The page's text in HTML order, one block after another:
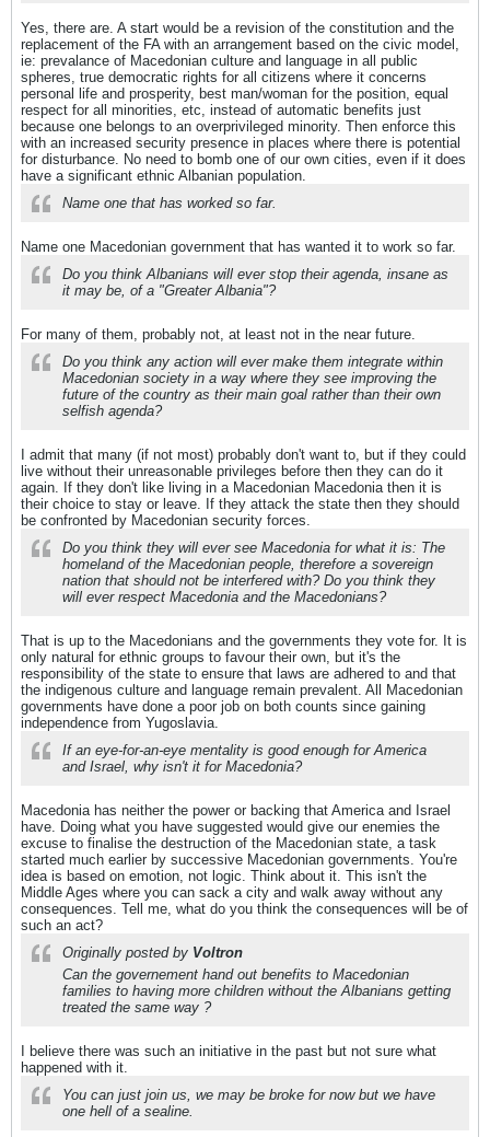
Yes, there are. A start would be a revision of the constitution and the
replacement of the FA with an arrangement based on the civic model,
ie: prevalance of Macedonian culture and language in all public
spheres, true democratic rights for all citizens where it concerns
personal life and prosperity, best man/woman for the position, equal
respect for all minorities, etc, instead of automatic benefits just
because one belongs to an overprivileged minority. Then enforce this
with an increased security presence in places where there is potential
for disturbance. No need to bomb one of our own cities, even if it does
have a significant ethnic Albanian population.
Name one that has worked so far.
Name one Macedonian government that has wanted it to work so far.
Do you think Albanians will ever stop their agenda, insane as
it may be, of a "Greater Albania"?
For many of them, probably not, at least not in the near future.
Do you think any action will ever make them integrate within
Macedonian society in a way where they see improving the
future of the country as their main goal rather than their own
selfish agenda?
I admit that many (if not most) probably don't want to, but if they could
live without their unreasonable privileges before then they can do it
again. If they don't like living in a Macedonian Macedonia then it is
their choice to stay or leave. If they attack the state then they should
be confronted by Macedonian security forces.
Do you think they will ever see Macedonia for what it is: The
homeland of the Macedonian people, therefore a sovereign
nation that should not be interfered with? Do you think they
will ever respect Macedonia and the Macedonians?
That is up to the Macedonians and the governments they vote for. It is
only natural for ethnic groups to favour their own, but it's the
responsibility of the state to ensure that laws are adhered to and that
the indigenous culture and language remain prevalent. All Macedonian
governments have done a poor job on both counts since gaining
independence from Yugoslavia.
If an eye-for-an-eye mentality is good enough for America
and Israel, why isn't it for Macedonia?
Macedonia has neither the power or backing that America and Israel
have. Doing what you have suggested would give our enemies the
excuse to finalise the destruction of the Macedonian state, a task
started much earlier by successive Macedonian governments. You're
idea is based on emotion, not logic. Think about it. This isn't the
Middle Ages where you can sack a city and walk away without any
consequences. Tell me, what do you think the consequences will be of
such an act?
Originally posted by Voltron
Can the governement hand out benefits to Macedonian
families to having more children without the Albanians getting
treated the same way ?
I believe there was such an initiative in the past but not sure what
happened with it.
You can just join us, we may be broke for now but we have
one hell of a sealine.